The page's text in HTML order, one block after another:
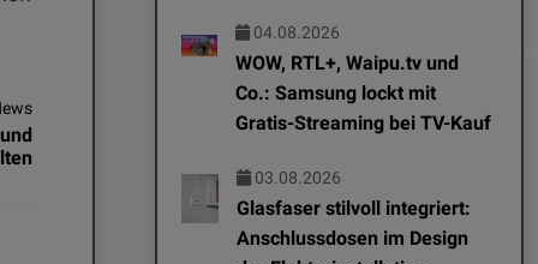
04.08.2026
WOW, RTL+, Waipu.tv und
Co.: Samsung lockt mit
Gratis-Streaming bei TV-Kauf
03.08.2026
Glasfaser stilvoll integriert:
Anschlussdosen im Design